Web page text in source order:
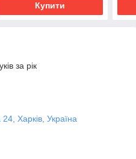
Купити
за рік
Харків, Україна